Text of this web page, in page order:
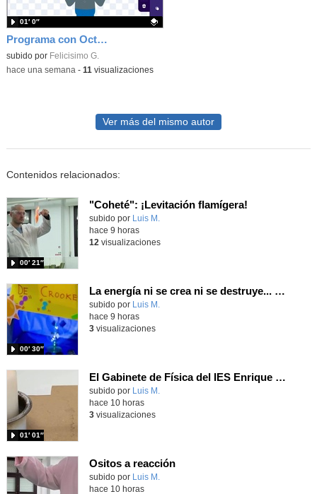
Programa con OctoStudio, un juego homenajeando al House of the dead con Zombies
Contenido educativo.
subido por Felicisimo G.
01′ 0″
-hace una semana - 11 visualizaciones
Ver más del mismo autor
Contenidos relacionados:
"Coheté": ¡Levitación flamígera!
Contenido educativo.
subido por Luis M.
00′ 21″
hace 9 horas
12 visualizaciones
La energía ni se crea ni se destruye... ¡se experimenta! El Tierno en la Feria Madrid es Ciencia 2026
Contenido educativo.
subido por Luis M.
00′ 30″
hace 9 horas
3visualizaciones
El Gabinete de Física del IES Enrique Tierno Galván de Parla (Curso 25-26)
Contenido educativo.
subido por Luis M.
01′ 01″
hace 10 horas
3visualizaciones
Ositos a reacción
Contenido educativo.
subido por Luis M.
hace 10 horas